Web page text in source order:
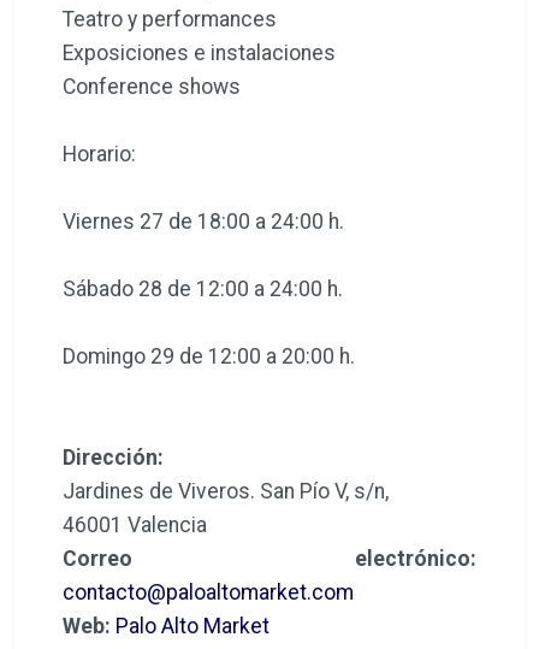
Teatro y performances
Exposiciones e instalaciones
Conference shows
Horario:
Viernes 27 de 18:00 a 24:00 h.
Sábado 28 de 12:00 a 24:00 h.
Domingo 29 de 12:00 a 20:00 h.
Dirección:
Jardines de Viveros. San Pío V, s/n,
46001 Valencia
Correo electrónico:
contacto@paloaltomarket.com
Web: Palo Alto Market